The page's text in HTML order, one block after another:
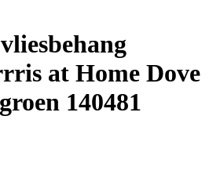
at Home Dove
140481